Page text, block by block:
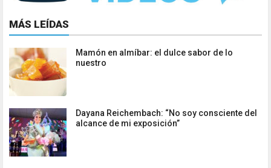
MÁS LEÍDAS
Mamón en almíbar: el dulce sabor de lo
nuestro
Dayana Reichembach: “No soy consciente del
alcance de mi exposición”